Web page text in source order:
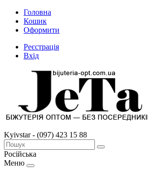
Головна
Кошик
Оформити
Реєстрація
Вхід
Kyivstar - (097) 423 15 88
Російська
Меню